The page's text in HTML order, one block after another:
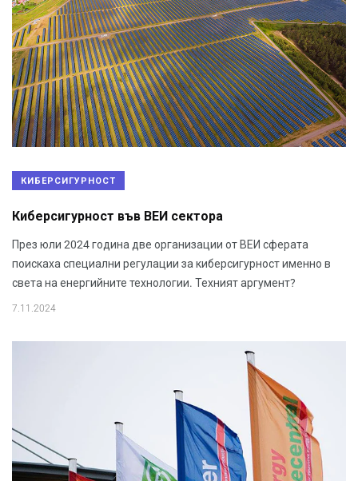
КИБЕРСИГУРНОСТ
Киберсигурност във ВЕИ сектора
През юли 2024 година две организации от ВЕИ сферата
поискаха специални регулации за киберсигурност именно в
света на енергийните технологии. Техният аргумент?
7.11.2024